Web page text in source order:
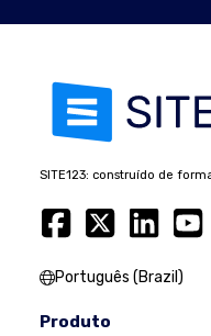
SITE123: construído de
Português (Brazil)
Produto